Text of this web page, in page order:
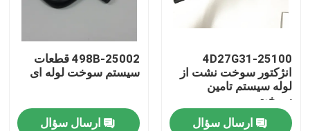
تور کارخانه
کنترل کیفیت
4D27G31-25100
انژکتور سوخت نشت از
لوله سیستم تامین
سوخت
ارسال سؤال
498B-25002 قطعات
سیستم سوخت لوله ای
ارسال سؤال